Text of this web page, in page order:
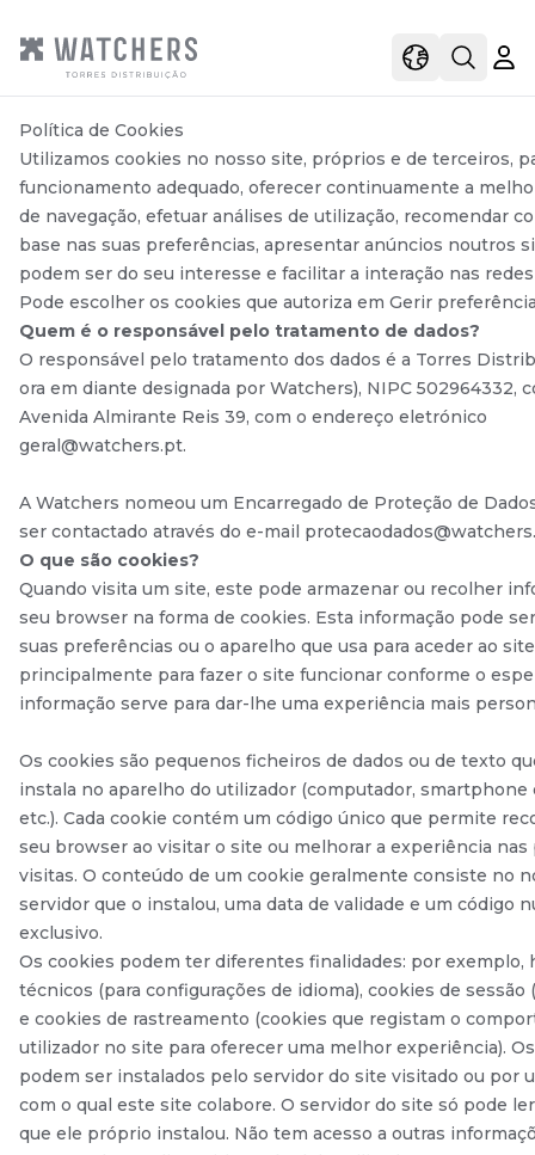
viewOpen
Política de Cookies
Utilizamos cookies no nosso site, próprios e de terceiros,
funcionamento adequado, oferecer continuamente a
de navegação, efetuar análises de utilização, recomendar
base nas suas preferências, apresentar anúncios noutros
podem ser do seu interesse e facilitar a interação nas
Pode escolher os cookies que autoriza em Gerir
Quem é o responsável pelo tratamento de dados?
O responsável pelo tratamento dos dados é a Torres
ora em diante designada por Watchers), NIPC 502964332,
Avenida Almirante Reis 39, com o endereço eletrónico
geral@watchers.pt.
A Watchers nomeou um Encarregado de Proteção de
ser contactado através do e-mail
O que são cookies?
Quando visita um site, este pode armazenar ou recolher
seu browser na forma de cookies. Esta informação pode
suas preferências ou o aparelho que usa para aceder ao
principalmente para fazer o site funcionar conforme o
informação serve para dar-lhe uma experiência mais
Os cookies são pequenos ficheiros de dados ou de texto
instala no aparelho do utilizador (computador, smartphone
etc.). Cada cookie contém um código único que permite
seu browser ao visitar o site ou melhorar a experiência nas
visitas. O conteúdo de um cookie geralmente consiste no
servidor que o instalou, uma data de validade e um código
exclusivo.
Os cookies podem ter diferentes finalidades: por exemplo,
técnicos (para configurações de idioma), cookies de sessão
e cookies de rastreamento (cookies que registam o
utilizador no site para oferecer uma melhor experiência).
podem ser instalados pelo servidor do site visitado ou por
com o qual este site colabore. O servidor do site só pode
que ele próprio instalou. Não tem acesso a outras